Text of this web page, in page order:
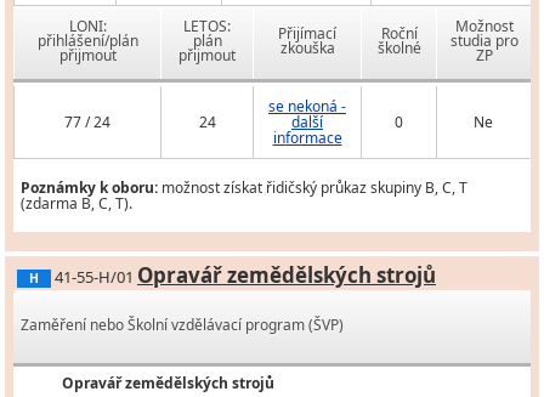
LONI:
přihlášení/plán
přijmout
LETOS:
plán
přijmout
Přijímací
zkouška
Roční
školné
Možnost
studia pro
ZP
77 / 24 24
se nekoná -
další
informace
0 Ne
Poznámky k oboru: možnost získat řidičský průkaz skupiny B, C, T
(zdarma B, C, T).
H 41-55-H/01 Opravář zemědělských strojů
Zaměření nebo Školní vzdělávací program (ŠVP)
Opravář zemědělských strojů